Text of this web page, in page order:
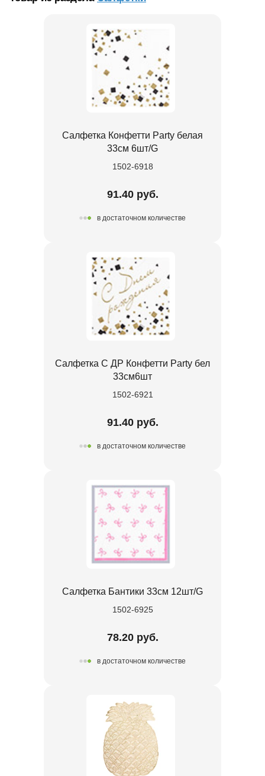
Салфетка Конфетти Party белая
33см 6шт/G
1502-6918
91.40 руб.
в достаточном количестве
Салфетка С ДР Конфетти Party бел
33см6шт
1502-6921
91.40 руб.
в достаточном количестве
Салфетка Бантики 33см 12шт/G
1502-6925
78.20 руб.
в достаточном количестве